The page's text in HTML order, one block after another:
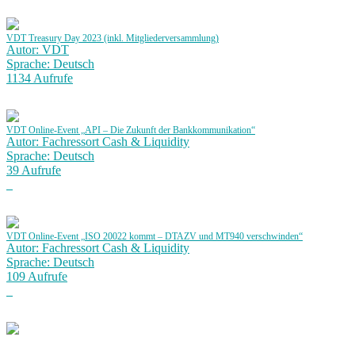
VDT Treasury Day 2023 (inkl. Mitgliederversammlung)
Autor: VDT
Sprache: Deutsch
1134 Aufrufe
VDT Online-Event „API – Die Zukunft der Bankkommunikation“
Autor: Fachressort Cash & Liquidity
Sprache: Deutsch
39 Aufrufe
VDT Online-Event „ISO 20022 kommt – DTAZV und MT940 verschwinden“
Autor: Fachressort Cash & Liquidity
Sprache: Deutsch
109 Aufrufe